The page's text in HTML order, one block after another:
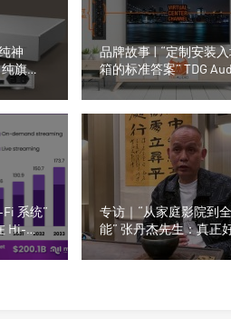
神
旗舰
品牌故事 | “定制安装
箱的标准答案” TDG
入式高端音响
系统”
Hi-
表现
专访｜“从家庭影院到
能” 张丹杰先生：真正
影音空间，把控每一个